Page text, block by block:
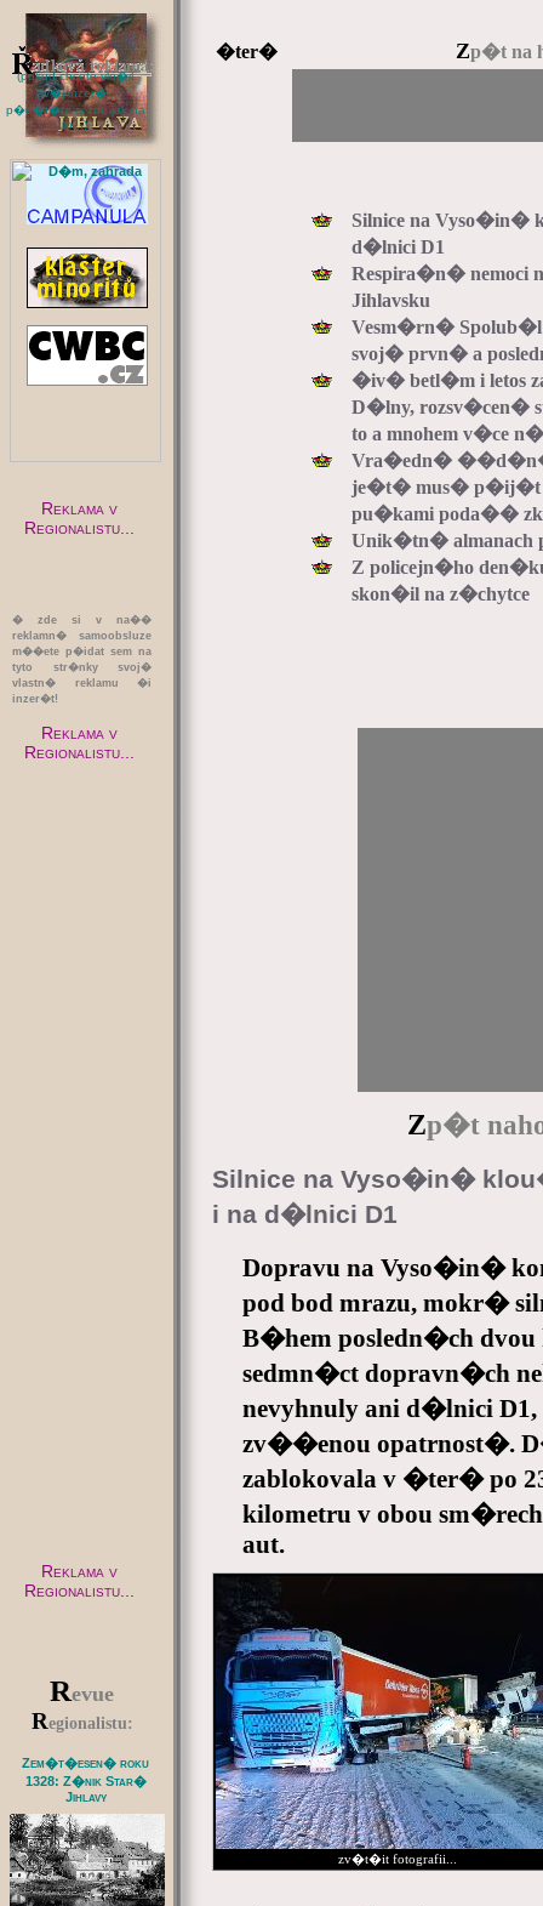
�ter� Zp�t na
(pokud chcete vlo�it
sv�j inzer�t,
p�e�t�te si zde jak na
to...):
Reklama v
Regionalistu...
� zde si v na��
reklamn� samoobsluze
m��ete p�idat sem na
tyto str�nky svoj�
vlastn� reklamu �i
inzer�t!
Reklama v
Regionalistu...
Reklama v
Regionalistu...
Revue
Regionalistu:
Zem�t�esen� roku
1328: Z�nik Star�
Jihlavy
Silnice na
d�lnici D1
Respira�n�
Jihlavsku
Vesm�rn�
svoj� prvn� a
�iv� betl�m i letos
D�lny, rozsv�cen�
to a mnohem v�ce
Vra�edn�
je�t� mus� p�ij�t
pu�kami poda��
Unik�tn� almanach
Z policejn�ho
skon�il na z�chytce
Zp�t
Silnice na Vyso�in�
i na d�lnici D1
Dopravu na Vyso�in�
pod bod mrazu, mokr�
B�hem posledn�ch dvou
sedmn�ct dopravn�ch
nevyhnuly ani d�lnici
zv��enou opatrnost�.
zablokovala v �ter� po
kilometru v obou
aut.
zv�t�it fotografii...